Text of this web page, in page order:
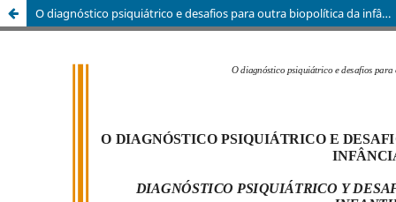
O diagnóstico psiquiátrico e desafios para outra biopolítica da infância